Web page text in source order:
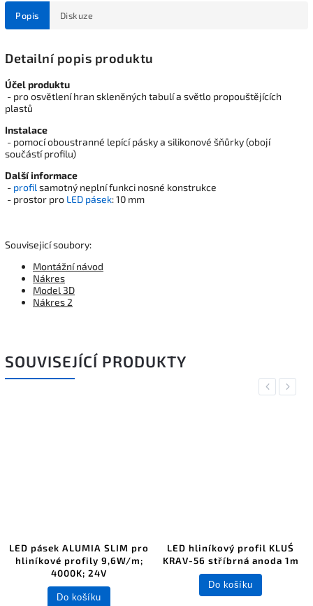
Popis Diskuze
Detailní popis produktu
Účel produktu
- pro osvětlení hran skleněných tabulí a světlo propouštějících
plastů
Instalace
- pomocí oboustranné lepící pásky a silikonové šňůrky (obojí
součástí profilu)
Další informace
- profil samotný neplní funkci nosné konstrukce
- prostor pro LED pásek: 10 mm
Souvisejicí soubory:
Montážní návod
Nákres
Model 3D
Nákres 2
SOUVISEJÍCÍ PRODUKTY
Previous
LED pásek ALUMIA SLIM pro
hliníkové profily 9,6W/m;
4000K; 24V
Do košíku
LED hliníkový profil KLUŚ
KRAV-56 stříbrná anoda 1m
Do košíku
Next